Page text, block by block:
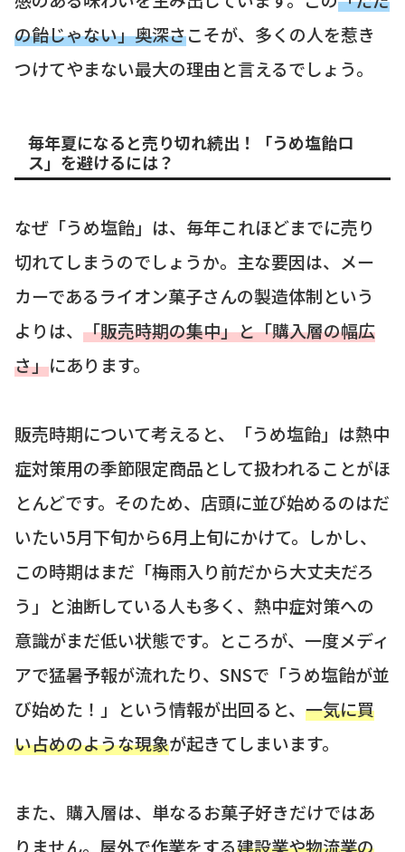
の飴じゃない」奥深さこそが、多くの人を惹き
つけてやまない最大の理由と言えるでしょう。
毎年夏になると売り切れ続出！「うめ塩飴ロ
ス」を避けるには？
なぜ「うめ塩飴」は、毎年これほどまでに売り
切れてしまうのでしょうか。主な要因は、メー
カーであるライオン菓子さんの製造体制という
よりは、 「販売時期の集中」と「購入層の幅広
さ」にあります。
販売時期について考えると、「うめ塩飴」は熱中
症対策用の季節限定商品として扱われることがほ
とんどです。そのため、店頭に並び始めるのはだ
いたい5月下旬から6月上旬にかけて。しかし、
この時期はまだ「梅雨入り前だから大丈夫だろ
う」と油断している人も多く、熱中症対策への
意識がまだ低い状態です。ところが、一度メディ
アで猛暑予報が流れたり、SNSで「うめ塩飴が並
び始めた！」という情報が出回ると、 一気に買
い占めのような現象が起きてしまいます。
また、購入層は、単なるお菓子好きだけではあ
りません。屋外で作業をする建設業や物流業の